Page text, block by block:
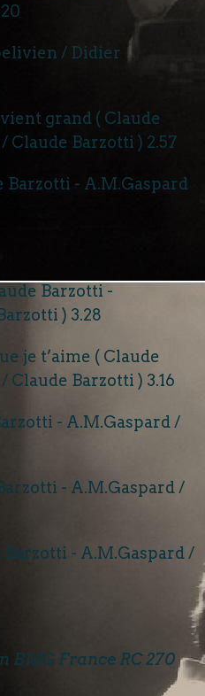
/ Didier
grand ( Claude
Claude Barzotti ) 2.57
Barzotti - A.M.Gaspard
Barzotti -
) 3.28
je t’aime ( Claude
Claude Barzotti ) 3.16
- A.M.Gaspard /
- A.M.Gaspard /
Barzotti - A.M.Gaspard /
BMG France RC 270